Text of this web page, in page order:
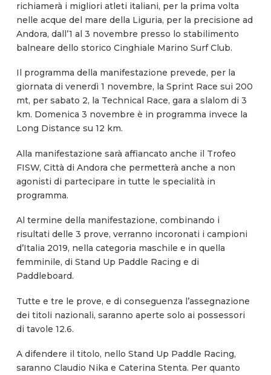
richiamerà i migliori atleti italiani, per la prima volta
nelle acque del mare della Liguria, per la precisione ad
Andora, dall’1 al 3 novembre presso lo stabilimento
balneare dello storico Cinghiale Marino Surf Club.
Il programma della manifestazione prevede, per la
giornata di venerdì 1 novembre, la Sprint Race sui 200
mt, per sabato 2, la Technical Race, gara a slalom di 3
km. Domenica 3 novembre è in programma invece la
Long Distance su 12 km.
Alla manifestazione sarà affiancato anche il Trofeo
FISW, Città di Andora che permetterà anche a non
agonisti di partecipare in tutte le specialità in
programma.
Al termine della manifestazione, combinando i
risultati delle 3 prove, verranno incoronati i campioni
d’Italia 2019, nella categoria maschile e in quella
femminile, di Stand Up Paddle Racing e di
Paddleboard.
Tutte e tre le prove, e di conseguenza l’assegnazione
dei titoli nazionali, saranno aperte solo ai possessori
di tavole 12.6.
A difendere il titolo, nello Stand Up Paddle Racing,
saranno Claudio Nika e Caterina Stenta. Per quanto